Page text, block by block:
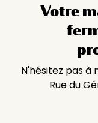
Votre
N'hésitez pas à
Rue du